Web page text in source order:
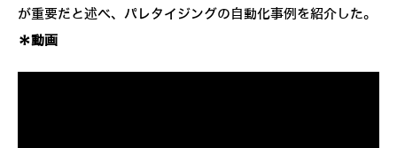
が重要だと述べ、パレタイジングの自動化事例を紹介した。
＊動画